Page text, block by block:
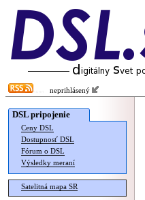
neprihlásený
DSL pripojenie
Ceny DSL
Dostupnosť DSL
Fórum o DSL
Výsledky meraní
Satelitná mapa SR